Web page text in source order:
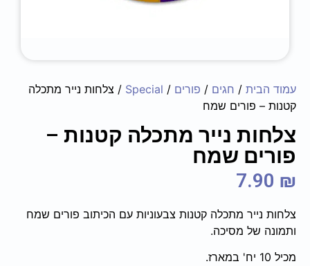
עמוד הבית / חגים / פורים /
Special / צלחות נייר מתכלה
קטנות – פורים שמח
צלחות נייר מתכלה קטנות –
פורים שמח
7.90 ₪
צלחות נייר מתכלה קטנות צבעוניות עם הכיתוב פורים שמח
ותמונה של מסיכה.
מכיל 10 יח' במארז.